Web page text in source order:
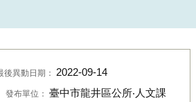
後異動日期： 2022-09-14
發布單位： 臺中市龍井區公所‧人文課